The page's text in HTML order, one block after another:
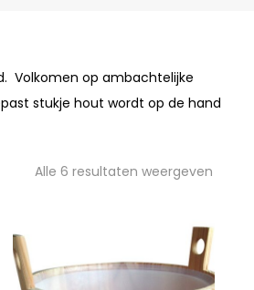
Volkomen op ambachtelijke
stukje hout wordt op de hand
Alle 6 resultaten weergeven